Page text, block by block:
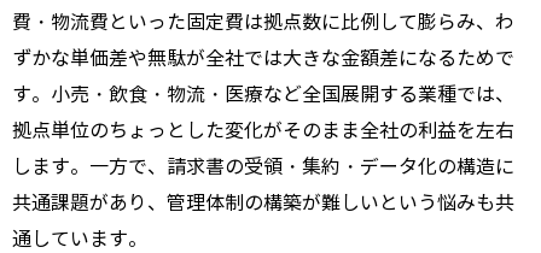
費・物流費といった固定費は拠点数に比例して膨らみ、わ
ずかな単価差や無駄が全社では大きな金額差になるためで
す。小売・飲食・物流・医療など全国展開する業種では、
拠点単位のちょっとした変化がそのまま全社の利益を左右
します。一方で、請求書の受領・集約・データ化の構造に
共通課題があり、管理体制の構築が難しいという悩みも共
通しています。